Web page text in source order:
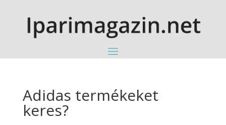
Adidas termékeket
keres?